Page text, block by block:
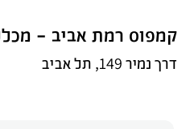
קמפוס רמת אביב -
דרך נמיר 149, תל אביב